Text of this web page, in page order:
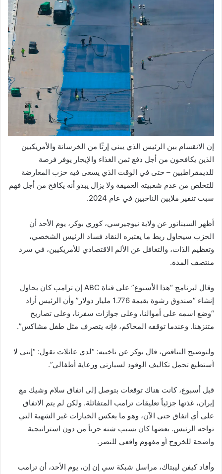
إن الانقسام بين الرئيس الذي يبني إرثًا من الخرسانة والأمريكيين
الذين يكافحون من أجل دفع ثمن الغذاء والإيجار يوفر فرصة
للديمقراطيين – حتى في الوقت الذي يسعى فيه حزب المعارضة
للتخلص من عدم شعبيته العميقة ولا يزال يبدو أنه يكافح من أجل فهم
سبب تنفير ملايين الناخبين في عام 2024.
أظهر السيناتور عن ولاية نيوجيرسي، كوري بوكر، يوم الأحد أن
الحزب سيحاول ربط ما يعتبره النقاد فساد الرئيس الشخصي،
وتعظيم الذات، والتغافل عن الألم الاقتصادي للأمريكيين، في سرد ​​
منتصف المدة.
وقال لبرنامج “هذا الأسبوع” على قناة ABC إن ترامب كان يحاول
إنشاء “صندوق رشوة بقيمة 1.776 مليار دولار” وأن الرئيس أراد
“وضع اسمه على أموالنا، وعلى جوازات سفرنا، وعلى تصاريح
متنزهنا. وعندما توقفه المحاكم، فإنه يتصرف مثل طفل مشاكس”.
ولتوضيح التناقض، قال بوكر عن ناخبيه: “لدي عائلات تقول: “إنني لا
أستطيع تحمل تكاليف الوقود لسيارتي ورعاية أطفالي”.
قبل أسبوع، كانت هناك توقعات بتوصل إلى اتفاق سلام وشيك مع
إيران، غذتها جزئياً تعليقات ترامب المتفائلة. ولكن لم يتم الاتفاق
على أي اتفاق حتى الآن، وهو ما يعكس الخيارات غير الشهية التي
تواجه الرئيس. بعضها كان بسبب شنه حرباً من دون استراتيجية
واضحة للخروج أو مفهوم واقعي للنصر.
وأفاد كيفن ليبتاك، مراسل شبكة سي إن إن، يوم الأحد، أن ترامب